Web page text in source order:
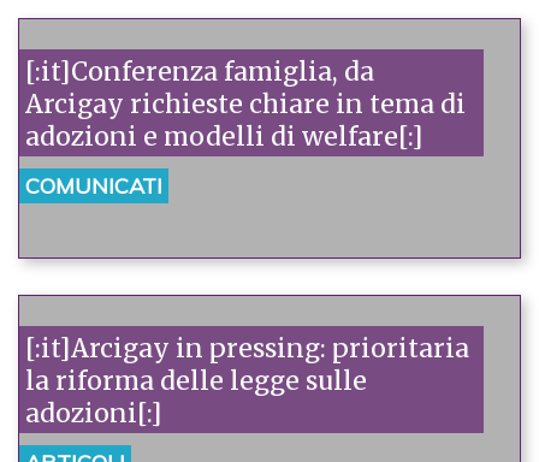
[:it]Conferenza famiglia, da
Arcigay richieste chiare in tema di
adozioni e modelli di welfare[:]
COMUNICATI
[:it]Arcigay in pressing: prioritaria
la riforma delle legge sulle
adozioni[:]